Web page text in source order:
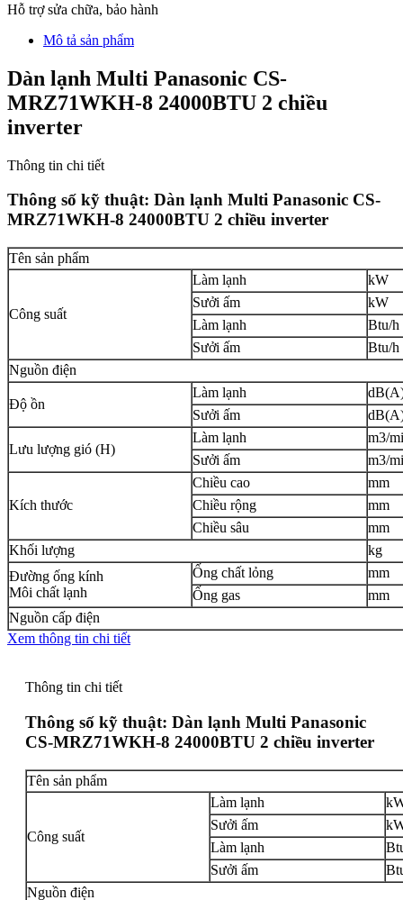
Hỗ trợ sửa chữa, bảo hành
Mô tả sản phẩm
Dàn lạnh Multi Panasonic CS-
MRZ71WKH-8 24000BTU 2 chiều
inverter
Thông tin chi tiết
Thông số kỹ thuật: Dàn lạnh Multi Panasonic CS-
MRZ71WKH-8 24000BTU 2 chiều inverter
Tên sản phẩm
Công suất
Làm lạnh
kW
Sưởi ấm
kW
Làm lạnh
Btu/h
Sưởi ấm
Btu/h
Nguồn điện
Độ ồn
Làm lạnh
Sưởi ấm
Lưu lượng gió (H)
Làm lạnh
m3/
Sưởi ấm
m3/
Kích thước
Chiều cao
mm
Chiều rộng
mm
Chiều sâu
mm
Khối lượng
kg
Đường ống kính
Môi chất lạnh
Ống chất lỏng
mm
Ống gas
mm
Nguồn cấp điện
Xem thông tin chi tiết
Thông tin chi tiết
Thông số kỹ thuật: Dàn lạnh Multi Panasonic
CS-MRZ71WKH-8 24000BTU 2 chiều inverter
Tên sản phẩm
Công suất
Làm lạnh
Sưởi ấm
Làm lạnh
Sưởi ấm
Nguồn điện